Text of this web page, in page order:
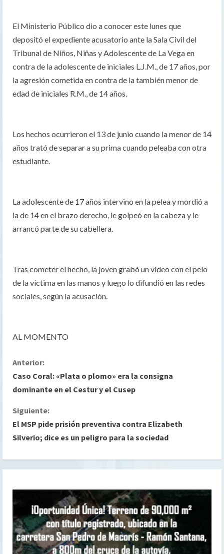
El Ministerio Público dio a conocer este lunes que
depositó el expediente acusatorio ante la Sala Civil del
Tribunal de Niños, Niñas y Adolescente de La Vega en
contra de la adolescente de iniciales L.J.M., de 17 años, por
la agresión cometida en contra de la también menor de
edad de iniciales R.M., de 14 años.
Los hechos ocurrieron el 13 de junio cuando la menor de 14
años trató de separar a su prima cuando peleaba con otra
estudiante.
La adolescente de 17 años intervino en la pelea y mordió a
la de 14 en el brazo derecho, le golpeó en la cabeza y le
arrancó parte de su cabellera.
Tras cometer el hecho, la joven grabó un video con el pelo
de la víctima en las manos y luego lo difundió en las redes
sociales, según la acusación.
AL MOMENTO
S
i
g
u
l
e
y
e
Anterior:
Caso Coral: «Plata o plomo» era la consigna
dominante en el Cestur y el Cusep
Siguiente:
El MSP pide prisión preventiva contra Elizabeth
Silverio; dice es un peligro para la sociedad